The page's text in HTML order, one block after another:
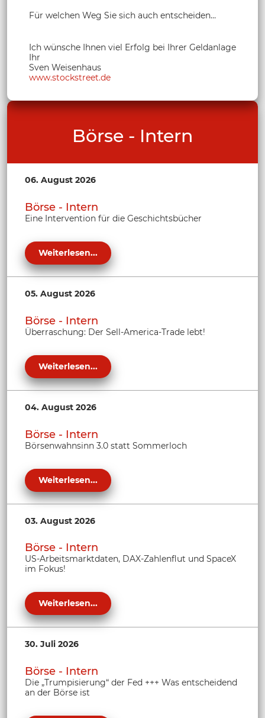
Für welchen Weg Sie sich auch entscheiden…
Ich wünsche Ihnen viel Erfolg bei Ihrer Geldanlage
Ihr
Sven Weisenhaus
www.stockstreet.de
Börse - Intern
06. August 2026
Börse - Intern
Eine Intervention für die Geschichtsbücher
Weiterlesen...
05. August 2026
Börse - Intern
Überraschung: Der Sell-America-Trade lebt!
Weiterlesen...
04. August 2026
Börse - Intern
Börsenwahnsinn 3.0 statt Sommerloch
Weiterlesen...
03. August 2026
Börse - Intern
US-Arbeitsmarktdaten, DAX-Zahlenflut und SpaceX
im Fokus!
Weiterlesen...
30. Juli 2026
Börse - Intern
Die „Trumpisierung“ der Fed +++ Was entscheidend
an der Börse ist